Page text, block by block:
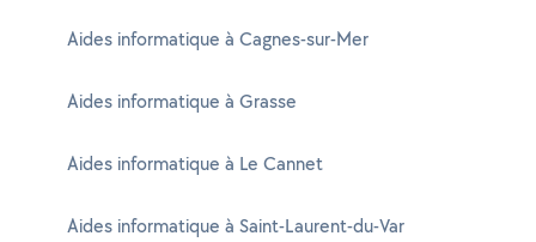
Aides informatique à Cagnes-sur-Mer
Aides informatique à Grasse
Aides informatique à Le Cannet
Aides informatique à Saint-Laurent-du-Var